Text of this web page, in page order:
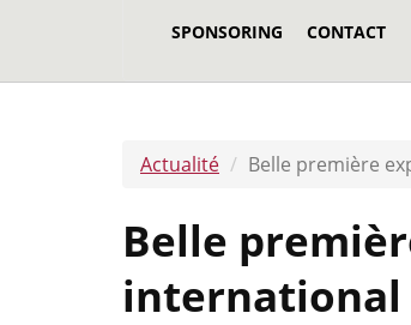
SPONSORING CONTACT
Actualité Belle première
Belle
international